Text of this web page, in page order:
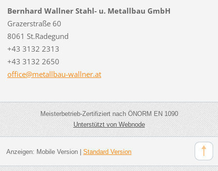
Bernhard Wallner Stahl- u. Metallbau GmbH
Grazerstraße 60
8061 St.Radegund
+43 3132 2313
+43 3132 2650
office@metallbau-wallner.at
Meisterbetrieb-Zertifiziert nach ÖNORM EN 1090
Unterstützt von Webnode
Anzeigen: Mobile Version| Standard Version